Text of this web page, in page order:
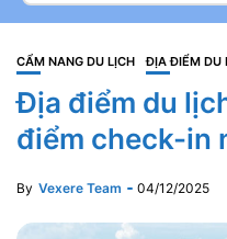
CẨM NANG DU LỊCH ĐỊA ĐIỂM DU
Địa điểm du
điểm check-in
By Vexere Team 04/12/2025